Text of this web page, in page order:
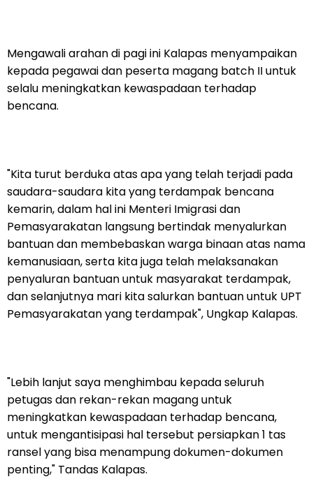
Mengawali arahan di pagi ini Kalapas menyampaikan
kepada pegawai dan peserta magang batch II untuk
selalu meningkatkan kewaspadaan terhadap
bencana.
"Kita turut berduka atas apa yang telah terjadi pada
saudara-saudara kita yang terdampak bencana
kemarin, dalam hal ini Menteri Imigrasi dan
Pemasyarakatan langsung bertindak menyalurkan
bantuan dan membebaskan warga binaan atas nama
kemanusiaan, serta kita juga telah melaksanakan
penyaluran bantuan untuk masyarakat terdampak,
dan selanjutnya mari kita salurkan bantuan untuk UPT
Pemasyarakatan yang terdampak", Ungkap Kalapas.
"Lebih lanjut saya menghimbau kepada seluruh
petugas dan rekan-rekan magang untuk
meningkatkan kewaspadaan terhadap bencana,
untuk mengantisipasi hal tersebut persiapkan 1 tas
ransel yang bisa menampung dokumen-dokumen
penting," Tandas Kalapas.